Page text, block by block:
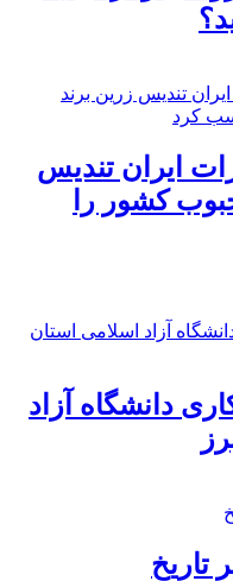
ایران تندیس
کشور را
دانشگاه آزاد
تاریخ